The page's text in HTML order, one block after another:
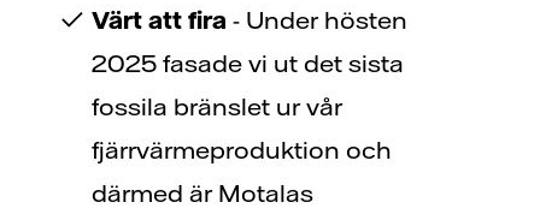
Värt att fira - Under hösten
2025 fasade vi ut det sista
fossila bränslet ur vår
fjärrvärmeproduktion och
därmed är Motalas